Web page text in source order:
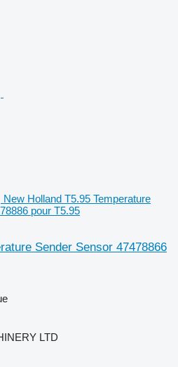
New Holland T5.95 Temperature
pour T5.95
Sender Sensor 47478866
LTD